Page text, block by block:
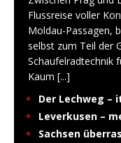
Flussreise voller
Moldau-Passagen,
selbst zum Teil der
Schaufelradtechnik
Kaum [...]
Der Lechweg –
Leverkusen –
Sachsen